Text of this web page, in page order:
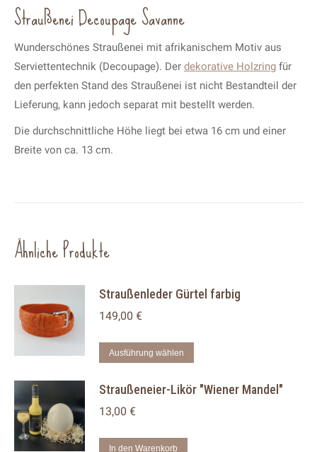
Straußenei Decoupage Savanne
Wunderschönes Straußenei mit afrikanischem Motiv aus
Serviettentechnik (Decoupage). Der dekorative Holzring für
den perfekten Stand des Straußenei ist nicht Bestandteil der
Lieferung, kann jedoch separat mit bestellt werden.
Die durchschnittliche Höhe liegt bei etwa 16 cm und einer
Breite von ca. 13 cm.
Ähnliche Produkte
Straußenleder Gürtel farbig
149,00 €
Ausführung wählen
weist
Straußeneier-Likör "Wiener Mandel"
13,00 €
In den Warenkorb